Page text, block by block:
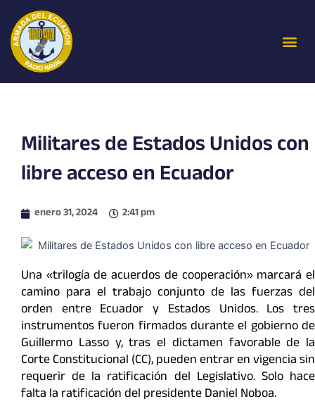
contenido
Militares de Estados Unidos con
libre acceso en Ecuador
enero 31, 2024 2:41 pm
Una «trilogía de acuerdos de cooperación» marcará el
camino para el trabajo conjunto de las fuerzas del
orden entre Ecuador y Estados Unidos. Los tres
instrumentos fueron firmados durante el gobierno de
Guillermo Lasso y, tras el dictamen favorable de la
Corte Constitucional (CC), pueden entrar en vigencia sin
requerir de la ratificación del Legislativo. Solo hace
falta la ratificación del presidente Daniel Noboa.